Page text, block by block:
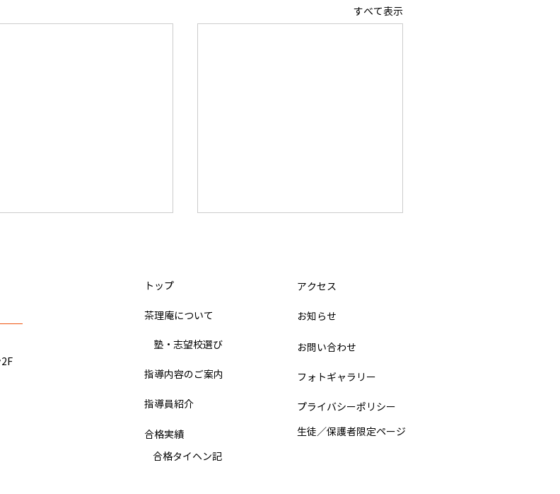
すべて表示
くは、宿題をこなすのがとても
記が壊滅的 でしたが、いつ
ったかの季節講習の社会の課題
段の宿題を 集中して やった
、社会の成績が上がってきまし
おかげ で結構 得意 でした。 国
したが、 コツを覚えて 、小テ
トを何回か一発でクリアーでき
ぼくは、なかなか受かりませんで
一校から 合格 をもらいました。
3日目の夜に「不合格」を見て、
「もうやめたい」と思いました
が、テツジンから電話でアドバイ
を受けました。 4日目の朝にテツ
た。 そして、自分にとって中学
​トップ
​茶理庵について
​ 塾・志望校選び
指導内容のご案内
指導員紹介
合格実績
​ 合格タイヘン記
アクセス
​お知らせ
お問い合わせ
フォトギャラリー
プライバシーポリシー
​生徒／保護者限定ページ